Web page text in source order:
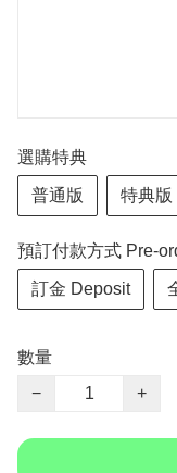
選購特典
普通版 特典版
預訂付款方式 Pre-
訂金 Deposit
數量
−
+